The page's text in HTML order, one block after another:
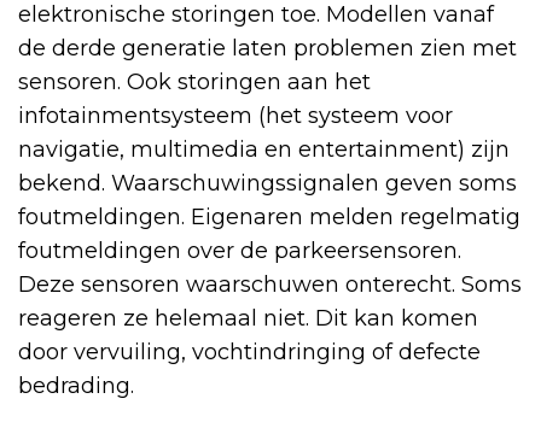
elektronische storingen toe. Modellen vanaf
de derde generatie laten problemen zien met
sensoren. Ook storingen aan het
infotainmentsysteem (het systeem voor
navigatie, multimedia en entertainment) zijn
bekend. Waarschuwingssignalen geven soms
foutmeldingen. Eigenaren melden regelmatig
foutmeldingen over de parkeersensoren.
Deze sensoren waarschuwen onterecht. Soms
reageren ze helemaal niet. Dit kan komen
door vervuiling, vochtindringing of defecte
bedrading.